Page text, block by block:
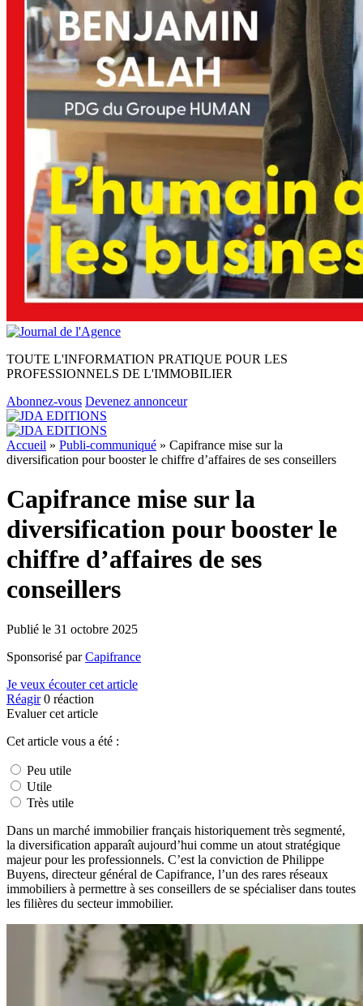
TOUTE L'INFORMATION PRATIQUE POUR LES
PROFESSIONNELS DE L'IMMOBILIER
Abonnez-vous Devenez annonceur
Accueil » Publi-communiqué » Capifrance mise sur la
diversification pour booster le chiffre d’affaires de ses conseillers
Capifrance mise sur la
diversification pour booster le
chiffre d’affaires de ses
conseillers
Publié le 31 octobre 2025
Sponsorisé parCapifrance
Je veux écouter cet article
Réagir 0 réaction
Evaluer cet article
Cet article vous a été :
Peu utile
Utile
Très utile
Dans un marché immobilier français historiquement très segmenté,
la diversification apparaît aujourd’hui comme un atout stratégique
majeur pour les professionnels. C’est la conviction de Philippe
Buyens, directeur général de Capifrance, l’un des rares réseaux
immobiliers à permettre à ses conseillers de se spécialiser dans toutes
les filières du secteur immobilier.